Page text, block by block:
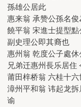
孫雄公居此
惠来翁 承赞公孫名
饒平翁 宋進士提型
副史理公即其裔也
惠州翁 乾度公子處
兄弟迁惠州長乐居住
莆田梓桥翁 六桂十
漳州平和翁 讳起龙
谕